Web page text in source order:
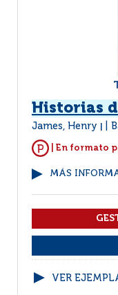
Historias
James, Henry
| En formato
MÁS
VER